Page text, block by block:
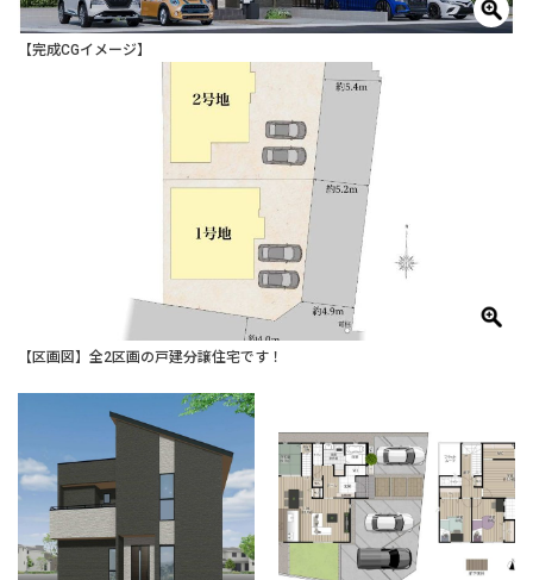
【完成CGイメージ】
【区画図】全2区画の戸建分譲住宅です！